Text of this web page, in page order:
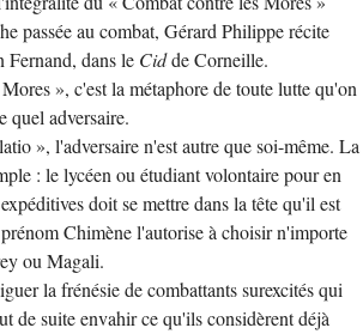
passée au combat, Gérard Philippe récite
dans le Cidde Corneille.
», c'est la métaphore de toute lutte qu'on
quel adversaire.
», l'adversaire n'est autre que soi-même. La
: le lycéen ou étudiant volontaire pour en
doit se mettre dans la tête qu'il est
Chimène l'autorise à choisir n'importe
ou Magali.
la frénésie de combattants surexcités qui
de suite envahir ce qu'ils considèrent déjà